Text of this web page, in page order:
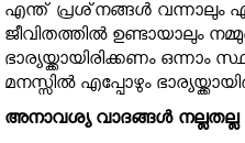
എന്ത് പ്രശ്‌നങ്ങള്‍ വന്നാലും
ജീവിതത്തില്‍ ഉണ്ടായാലും
ഭാര്യയ്ക്കായിരിക്കണം ഒന്നാം
മനസ്സില്‍ എപ്പോഴും
അനാവശ്യ വാദങ്ങള്‍ നല്ലതല്ല